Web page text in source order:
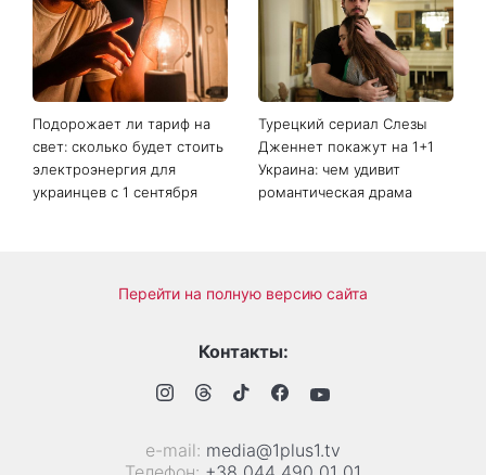
для стрижки: лунный
календарь на неделю с 10
по 16 августа
началась регистрация на
благотворительный забег
KSE с участием Тимоти
Снайдера